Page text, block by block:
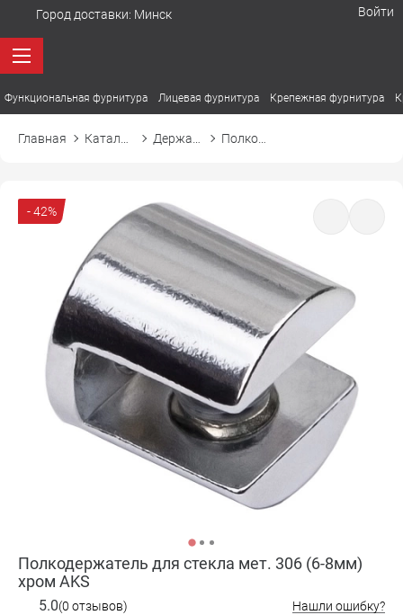
Город доставки: Минск Войти
Функциональная фурнитура Лицевая фурнитура Крепежная фурнитура
Главная
- 42%
Полкодержатель для стекла мет. 306 (6-8мм)
хром AKS
5.0(0 отзывов) Нашли ошибку?